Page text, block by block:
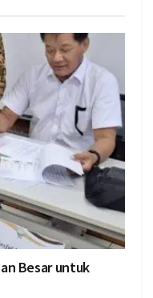
Besar untuk